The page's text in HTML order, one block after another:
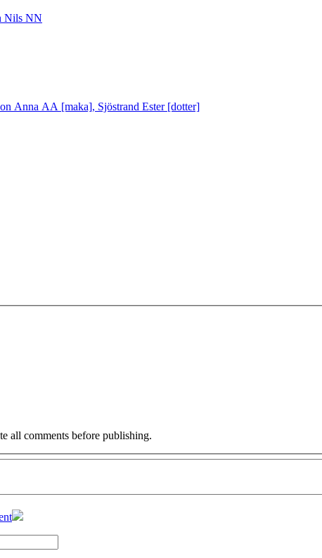
Nils NN
Anna AA [maka], Sjöstrand Ester [dotter]
all comments before publishing.